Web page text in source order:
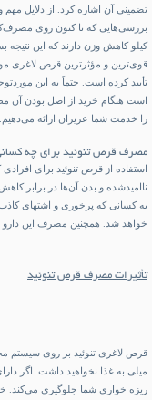
تضمینی آن اشاره کرد. از دلایل
کیلو کاهش وزن دارند که این
تأیید کرده است. حتماً به این
است هنگام خرید از اصل بودن آن
را خدمت شما عزیزان ارائه می‌دهیم.
مصرف قرص تنوئید برای چه
استفاده از قرص تنوئید برای
ناامیدشده و بدن آن‌ها در برابر
به کسانی که پرخوری و اشتهای
خواهد شد. همچنین مصرف این
تأثیرات مصرف قرص تنوئید
قرص لاغری تنوئید بر روی سیستم
میلی به غذا نخواهید داشت. اگر
ریزه خواری شما جلوگیری می‌کند.